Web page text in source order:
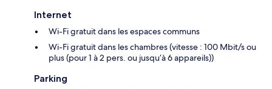
Internet
Wi-Fi gratuit dans les espaces communs
Wi-Fi gratuit dans les chambres (vitesse : 100 Mbit/s ou
plus (pour 1 à 2 pers. ou jusqu’à 6 appareils))
Parking